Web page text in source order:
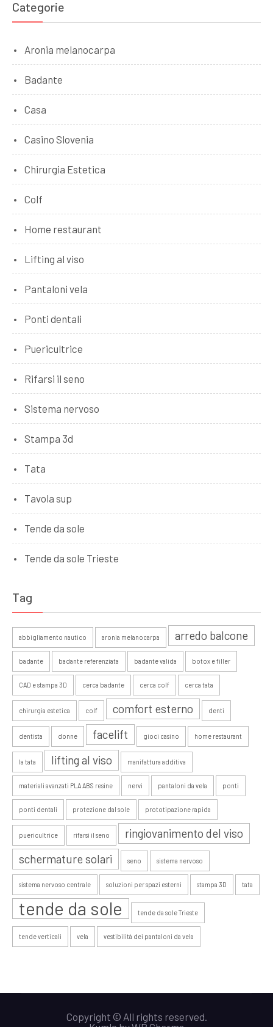
Categorie
Aronia melanocarpa
Badante
Casa
Casino Slovenia
Chirurgia Estetica
Colf
Home restaurant
Lifting al viso
Pantaloni vela
Ponti dentali
Puericultrice
Rifarsi il seno
Sistema nervoso
Stampa 3d
Tata
Tavola sup
Tende da sole
Tende da sole Trieste
Tag
abbigliamento nautico aronia melanocarpa arredo balcone
badante badante referenziata badante valida botox e filler
CAD e stampa 3D cerca badante cerca colf cerca tata
chirurgia estetica colf comfort esterno denti
dentista donne facelift gioci casino home restaurant
la tata lifting al viso manifattura additiva
materiali avanzati PLA ABS resine nervi pantaloni da vela ponti
ponti dentali protezione dal sole prototipazione rapida
puericultrice rifarsi il seno
ringiovanimento del viso
schermature solari
seno sistema nervoso
sistema nervoso centrale soluzioni per spazi esterni stampa 3D tata
tende da sole tende da sole Trieste
tende verticali vela vestibilità dei pantaloni da vela
Copyright © All rights reserved.